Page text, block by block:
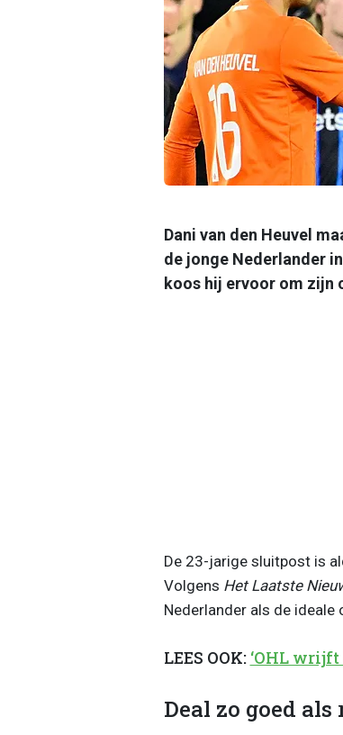
Dani van den Heuvel
de jonge Nederlander
koos hij ervoor om zijn
De 23-jarige sluitpost is
Volgens Het Laatste
Nederlander als de ideale
LEES OOK: ‘OHL
Deal zo goed als